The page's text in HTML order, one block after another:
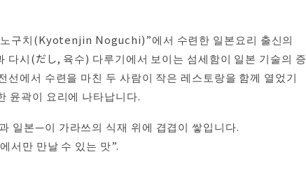
구치(Kyotenjin Noguchi)”에서 수련한 일본요리 출신의
다시(だし, 육수) 다루기에서 보이는 섬세함이 일본 기술의 증
선에서 수련을 마친 두 사람이 작은 레스토랑을 함께 열었기
윤곽이 요리에 나타납니다.
일본—이 가라쓰의 식재 위에 겹겹이 쌓입니다.
서만 만날 수 있는 맛”.